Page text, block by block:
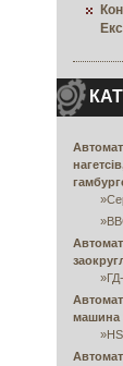
»
»
»
машина
»